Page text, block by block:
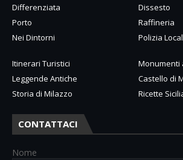
Differenziata
Dissesto
Porto
Raffineria
Nei Dintorni
Polizia
Itinerari Turistici
Monumenti
Leggende Antiche
Castello di
Storia di Milazzo
Ricette
CONTATTACI
Nome